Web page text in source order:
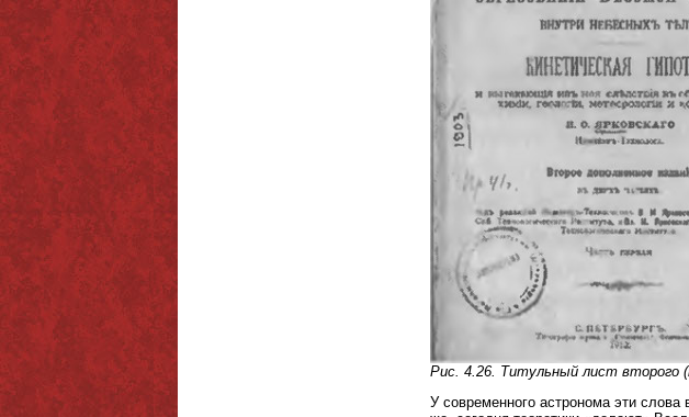
Рис. 4.26. Титульный лист второго
У современного астронома эти